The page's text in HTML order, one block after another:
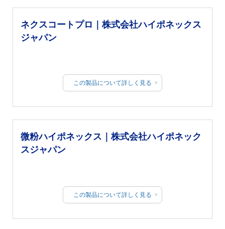
ネクスコートプロ｜株式会社ハイポネックス
ジャパン
この製品について詳しく見る
微粉ハイポネックス｜株式会社ハイポネック
スジャパン
この製品について詳しく見る